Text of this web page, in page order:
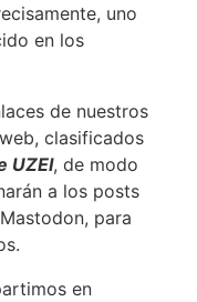
uno
en los
de nuestros
clasificados
UZEI, de modo
a los posts
para
en